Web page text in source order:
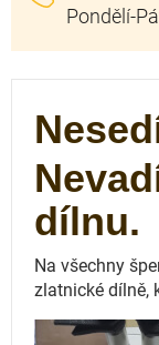
dílnu.
Na všechny
zlatnické dílně,